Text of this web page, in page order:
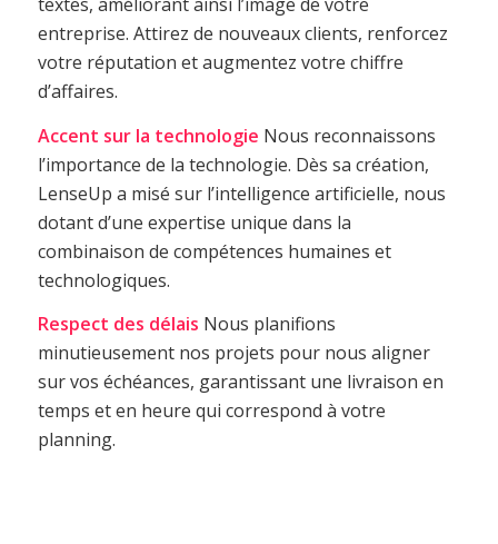
entreprise. Attirez de nouveaux clients, renforcez
votre réputation et augmentez votre chiffre
d’affaires.
Accent sur la technologie Nous reconnaissons
l’importance de la technologie. Dès sa création,
LenseUp a misé sur l’intelligence artificielle, nous
dotant d’une expertise unique dans la
combinaison de compétences humaines et
technologiques.
Respect des délais Nous planifions
minutieusement nos projets pour nous aligner
sur vos échéances, garantissant une livraison en
temps et en heure qui correspond à votre
planning.